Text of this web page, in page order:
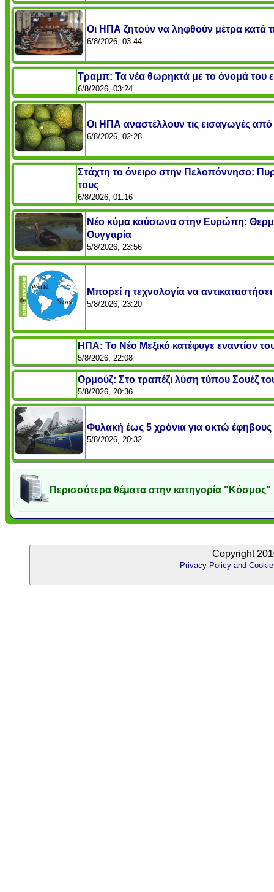
Οι ΗΠΑ ζητούν να ληφθούν μέτρα κατά
6/8/2026, 03:44
Τραμπ: Τα νέα θωρηκτά με το όνομά του
6/8/2026, 03:24
Οι ΗΠΑ αναστέλλουν τις εισαγωγές
6/8/2026, 02:28
Στάχτη το όνειρο στην Πελοπόννησο:
τους
6/8/2026, 01:16
Νέο κύμα καύσωνα στην Ευρώπη:
Ουγγαρία
5/8/2026, 23:56
Μπορεί η τεχνολογία να
5/8/2026, 23:20
ΗΠΑ: Το Νέο Μεξικό κατέφυγε εναντίον
5/8/2026, 22:08
Ορμούζ: Στο τραπέζι λύση τύπου Σουέζ
5/8/2026, 20:36
Φυλακή έως 5 χρόνια για οκτώ έφηβους
5/8/2026, 20:32
Περισσότερα θέματα στην κατηγορία "Κόσμος"
Copyright
Privacy Policy and